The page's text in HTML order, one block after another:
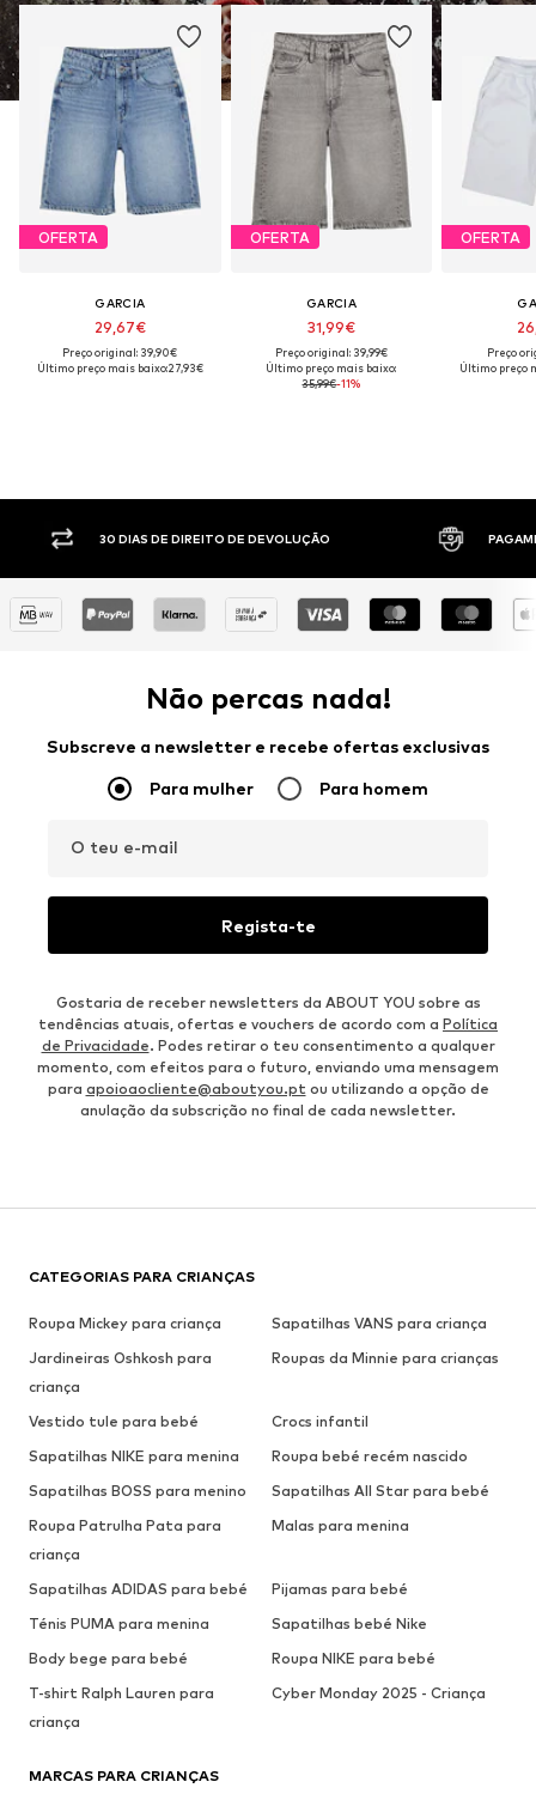
OFERTA
GARCIA
29,67€
Preço original: 39,90€
Último preço mais baixo:27,93€
OFERTA
GARCIA
31,99€
Preço original: 39,99€
Último preço mais baixo:
35,99€-11%
OFERTA
Preço
Último preço
30 DIAS DE DIREITO DE DEVOLUÇÃO
Não percas nada!
Subscreve a newsletter e recebe ofertas exclusivas
Para mulher Para homem
O teu e-mail
Regista-te
Gostaria de receber newsletters da ABOUT YOU sobre as
tendências atuais, ofertas e vouchers de acordo com a Política
de Privacidade. Podes retirar o teu consentimento a qualquer
momento, com efeitos para o futuro, enviando uma mensagem
para apoioaocliente@aboutyou.ptou utilizando a opção de
anulação da subscrição no final de cada newsletter.
CATEGORIAS PARA CRIANÇAS
Roupa Mickey para criança
Sapatilhas VANS para criança
Jardineiras Oshkosh para
criança
Roupas da Minnie para crianças
Vestido tule para bebé
Crocs infantil
Sapatilhas NIKE para menina
Roupa bebé recém nascido
Sapatilhas BOSS para menino
Sapatilhas All Star para bebé
Roupa Patrulha Pata para
criança
Malas para menina
Sapatilhas ADIDAS para bebé
Pijamas para bebé
Ténis PUMA para menina
Sapatilhas bebé Nike
Body bege para bebé
Roupa NIKE para bebé
T-shirt Ralph Lauren para
criança
Cyber Monday 2025 - Criança
MARCAS PARA CRIANÇAS